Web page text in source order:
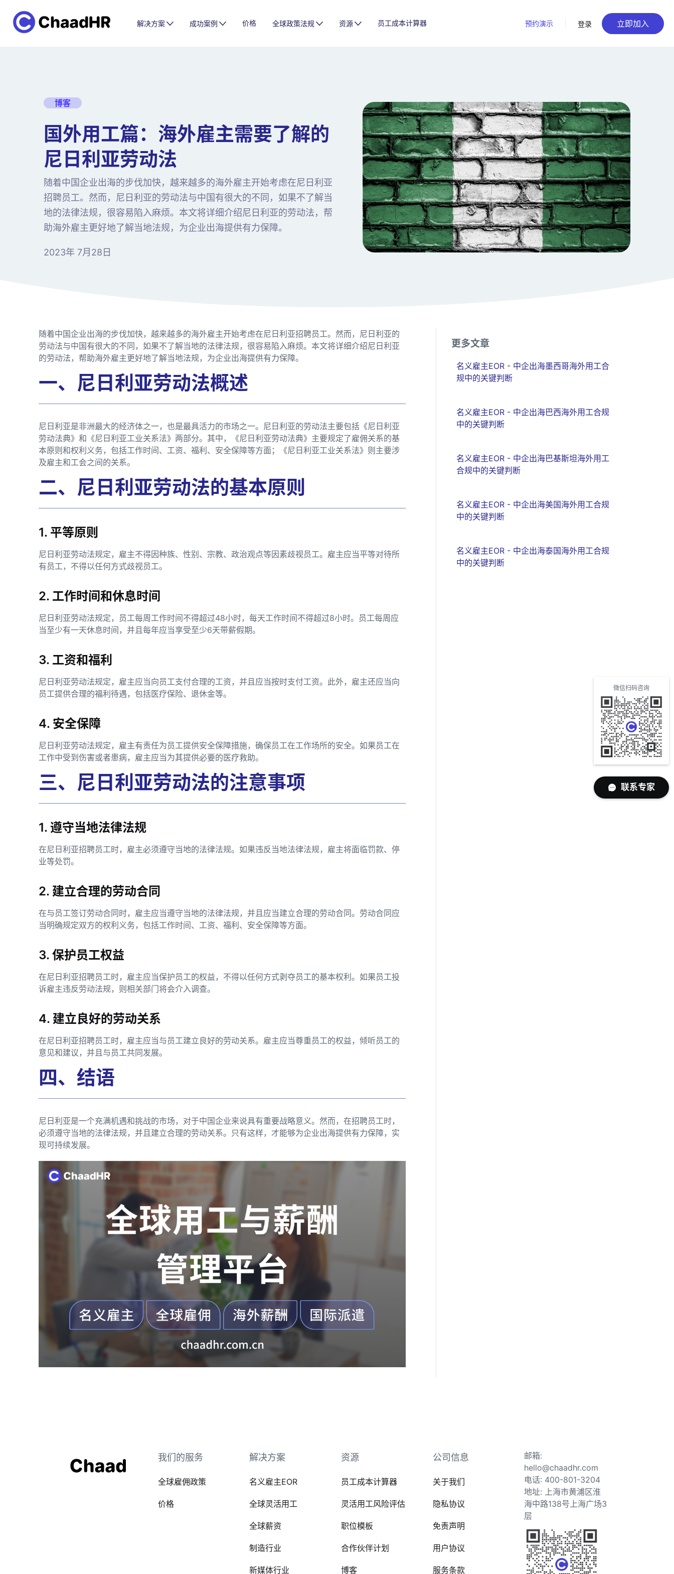
解决方案 成功案例 价格 全球政策法规 资源 员工成本计算器 预约演示 登录 立即加入
博客
国外用工篇：海外雇主需要了解的
尼日利亚劳动法
随着中国企业出海的步伐加快，越来越多的海外雇主开始考虑在尼日利亚
招聘员工。然而，尼日利亚的劳动法与中国有很大的不同，如果不了解当
地的法律法规，很容易陷入麻烦。本文将详细介绍尼日利亚的劳动法，帮
助海外雇主更好地了解当地法规，为企业出海提供有力保障。
2023年 7月28日
随着中国企业出海的步伐加快，越来越多的海外雇主开始考虑在尼日利亚招聘员工。然而，尼日利亚的
劳动法与中国有很大的不同，如果不了解当地的法律法规，很容易陷入麻烦。本文将详细介绍尼日利亚
的劳动法，帮助海外雇主更好地了解当地法规，为企业出海提供有力保障。
一、尼日利亚劳动法概述
尼日利亚是非洲最大的经济体之一，也是最具活力的市场之一。尼日利亚的劳动法主要包括《尼日利亚
劳动法典》和《尼日利亚工业关系法》两部分。其中，《尼日利亚劳动法典》主要规定了雇佣关系的基
本原则和权利义务，包括工作时间、工资、福利、安全保障等方面；《尼日利亚工业关系法》则主要涉
及雇主和工会之间的关系。
二、尼日利亚劳动法的基本原则
1. 平等原则
尼日利亚劳动法规定，雇主不得因种族、性别、宗教、政治观点等因素歧视员工。雇主应当平等对待所
有员工，不得以任何方式歧视员工。
2. 工作时间和休息时间
尼日利亚劳动法规定，员工每周工作时间不得超过48小时，每天工作时间不得超过8小时。员工每周应
当至少有一天休息时间，并且每年应当享受至少6天带薪假期。
3. 工资和福利
尼日利亚劳动法规定，雇主应当向员工支付合理的工资，并且应当按时支付工资。此外，雇主还应当向
员工提供合理的福利待遇，包括医疗保险、退休金等。
4. 安全保障
尼日利亚劳动法规定，雇主有责任为员工提供安全保障措施，确保员工在工作场所的安全。如果员工在
工作中受到伤害或者患病，雇主应当为其提供必要的医疗救助。
三、尼日利亚劳动法的注意事项
1. 遵守当地法律法规
在尼日利亚招聘员工时，雇主必须遵守当地的法律法规。如果违反当地法律法规，雇主将面临罚款、停
业等处罚。
2. 建立合理的劳动合同
在与员工签订劳动合同时，雇主应当遵守当地的法律法规，并且应当建立合理的劳动合同。劳动合同应
当明确规定双方的权利义务，包括工作时间、工资、福利、安全保障等方面。
3. 保护员工权益
在尼日利亚招聘员工时，雇主应当保护员工的权益，不得以任何方式剥夺员工的基本权利。如果员工投
诉雇主违反劳动法规，则相关部门将会介入调查。
4. 建立良好的劳动关系
在尼日利亚招聘员工时，雇主应当与员工建立良好的劳动关系。雇主应当尊重员工的权益，倾听员工的
意见和建议，并且与员工共同发展。
四、结语
尼日利亚是一个充满机遇和挑战的市场，对于中国企业来说具有重要战略意义。然而，在招聘员工时，
必须遵守当地的法律法规，并且建立合理的劳动关系。只有这样，才能够为企业出海提供有力保障，实
现可持续发展。
更多文章
名义雇主EOR - 中企出海墨西哥海外用工合
规中的关键判断
名义雇主EOR - 中企出海巴西海外用工合规
中的关键判断
名义雇主EOR - 中企出海巴基斯坦海外用工
合规中的关键判断
名义雇主EOR - 中企出海美国海外用工合规
中的关键判断
名义雇主EOR - 中企出海泰国海外用工合规
中的关键判断
我们的服务
全球雇佣政策
价格
解决方案
名义雇主EOR
全球灵活用工
全球薪资
制造行业
新媒体行业
资源
员工成本计算器
灵活用工风险评估
职位模板
合作伙伴计划
博客
公司信息
关于我们
隐私协议
免责声明
用户协议
服务条款
邮箱:
hello@chaadhr.com
电话: 400-801-3204
地址: 上海市黄浦区淮
海中路138号上海广场3
层
微信扫码咨询
联系专家